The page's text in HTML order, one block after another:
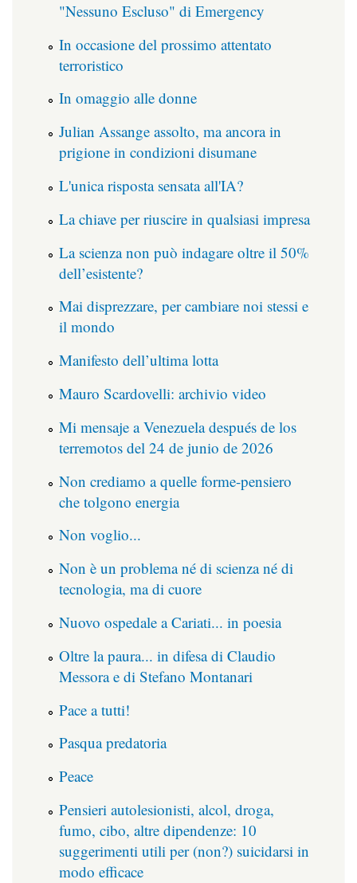
"Nessuno Escluso" di Emergency
In occasione del prossimo attentato
terroristico
In omaggio alle donne
Julian Assange assolto, ma ancora in
prigione in condizioni disumane
L'unica risposta sensata all'IA?
La chiave per riuscire in qualsiasi impresa
La scienza non può indagare oltre il 50%
dell’esistente?
Mai disprezzare, per cambiare noi stessi e
il mondo
Manifesto dell’ultima lotta
Mauro Scardovelli: archivio video
Mi mensaje a Venezuela después de los
terremotos del 24 de junio de 2026
Non crediamo a quelle forme-pensiero
che tolgono energia
Non voglio...
Non è un problema né di scienza né di
tecnologia, ma di cuore
Nuovo ospedale a Cariati... in poesia
Oltre la paura... in difesa di Claudio
Messora e di Stefano Montanari
Pace a tutti!
Pasqua predatoria
Peace
Pensieri autolesionisti, alcol, droga,
fumo, cibo, altre dipendenze: 10
suggerimenti utili per (non?) suicidarsi in
modo efficace